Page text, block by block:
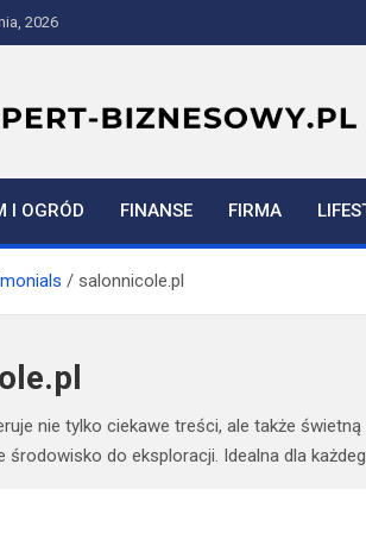
2026
biznesowy.pl
I OGRÓD FINANSE FIRMA
salonnicole.pl
nie tylko ciekawe treści, ale także
środowisko do eksploracji. Idealna dla